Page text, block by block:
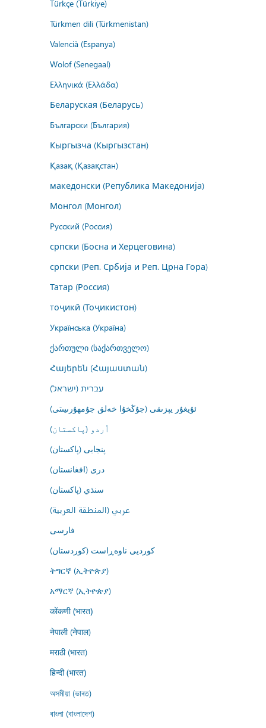
Türkçe (Türkiye)
Türkmen dili (Türkmenistan)
Valencià (Espanya)
Wolof (Senegaal)
Ελληνικά (Ελλάδα)
Беларуская (Беларусь)
Български (България)
Кыргызча (Кыргызстан)
Қазақ (Қазақстан)
македонски (Република Македонија)
Монгол (Монгол)
Русский (Россия)
српски (Босна и Херцеговина)
српски (Реп. Србија и Реп. Црна Гора)
Татар (Россия)
тоҷикӣ (Тоҷикистон)
Українська (Україна)
ქართული (საქართველო)
Հայերեն (Հայաստան)
עברית (ישראל)
ئۇيغۇر يېزىقى (جۇڭخۇا خەلق جۇمھۇرىيىتى)
اُردو (پاکستان)
پنجابی (پاکستان)
درى (افغانستان)
سنڌي (پاکستان)
عربي (المنطقة العربية)
فارسى
کوردیی ناوەڕاست (کوردستان)
ትግርኛ (ኢትዮጵያ)
አማርኛ (ኢትዮጵያ)
कोंकणी (भारत)
नेपाली (नेपाल)
मराठी (भारत)
हिन्दी (भारत)
অসমীয়া (ভাৰত)
বাংলা (বাংলাদেশ)